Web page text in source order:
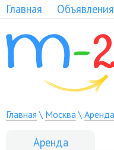
Главная Объявления
Главная \ Москва\ Аренда
Аренда